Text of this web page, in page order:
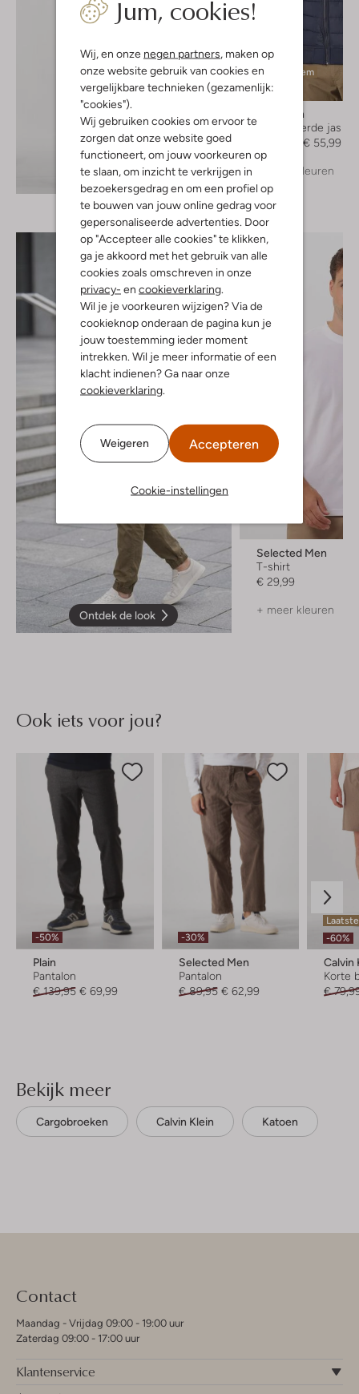
Jum, cookies!
Wij, en onze negen partners , maken op
onze website gebruik van cookies en
vergelijkbare technieken (gezamenlijk:
"cookies").
Wij gebruiken cookies om ervoor te
zorgen dat onze website goed
functioneert, om jouw voorkeuren op
te slaan, om inzicht te verkrijgen in
bezoekersgedrag en om een profiel op
te bouwen van jouw online gedrag voor
gepersonaliseerde advertenties. Door
op "Accepteer alle cookies" te klikken,
ga je akkoord met het gebruik van alle
cookies zoals omschreven in onze
privacy- en cookieverklaring
Wil je je voorkeuren wijzigen? Via de
cookieknop onderaan de pagina kun je
jouw toestemming ieder moment
intrekken. Wil je meer informatie of een
klacht indienen? Ga naar onze
cookieverklaring
Weigeren Accepteren
Cookie-instellingen
Ontdek de look
Laatste item
-60%
Pure Path
Gewatteerde jas
€ 55,99
+ meer kleuren
Ontdek de look
Selected Men
T-shirt
€ 29,99
+ meer kleuren
Ook iets voor jou?
-50%
Plain
Pantalon
€ 139,95 € 69,99
-30%
Selected Men
Pantalon
€ 89,95 € 62,99
-60%
Calvin
Korte
€
Bekijk meer
Cargobroeken Calvin Klein Katoen
Contact
Maandag - Vrijdag 09:00 - 19:00 uur
Zaterdag 09:00 - 17:00 uur
Klantenservice